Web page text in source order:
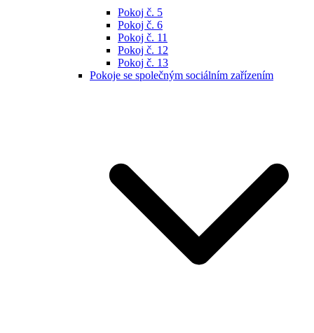
Pokoj č. 5
Pokoj č. 6
Pokoj č. 11
Pokoj č. 12
Pokoj č. 13
Pokoje se společným sociálním zařízením